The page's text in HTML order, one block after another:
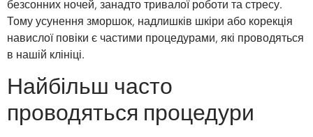
безсонних ночей, занадто тривалої роботи та стресу.
Тому усунення зморшок, надлишків шкіри або корекція
навислої повіки є частими процедурами, які проводяться
в нашій клініці.
Найбільш часто
проводяться процедури